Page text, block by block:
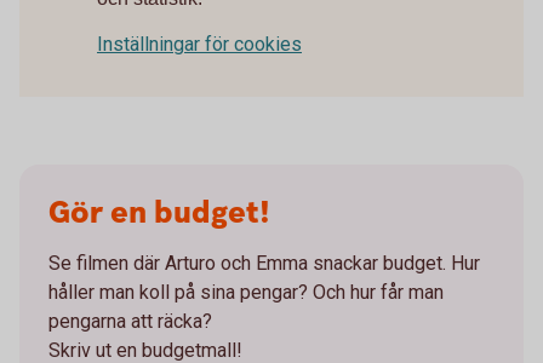
Inställningar för cookies
Gör en budget!
Se filmen där Arturo och Emma snackar budget. Hur
håller man koll på sina pengar? Och hur får man
pengarna att räcka?
Skriv ut en budgetmall!